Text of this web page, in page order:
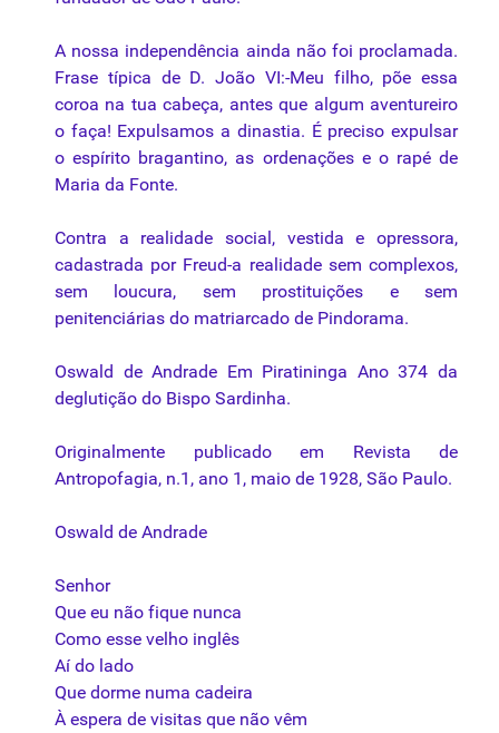
A nossa independência ainda não foi proclamada.
Frase típica de D. João VI:-Meu filho, põe essa
coroa na tua cabeça, antes que algum aventureiro
o faça! Expulsamos a dinastia. É preciso expulsar
o espírito bragantino, as ordenações e o rapé de
Maria da Fonte.
Contra a realidade social, vestida e opressora,
cadastrada por Freud-a realidade sem complexos,
sem loucura, sem prostituições e sem
penitenciárias do matriarcado de Pindorama.
Oswald de Andrade Em Piratininga Ano 374 da
deglutição do Bispo Sardinha.
Originalmente publicado em Revista de
Antropofagia, n.1 , ano 1, maio de 1928, São Paulo.
Oswald de Andrade
Senhor
Que eu não fique nunca
Como esse velho inglês
Aí do lado
Que dorme numa cadeira
À espera de visitas que não vêm